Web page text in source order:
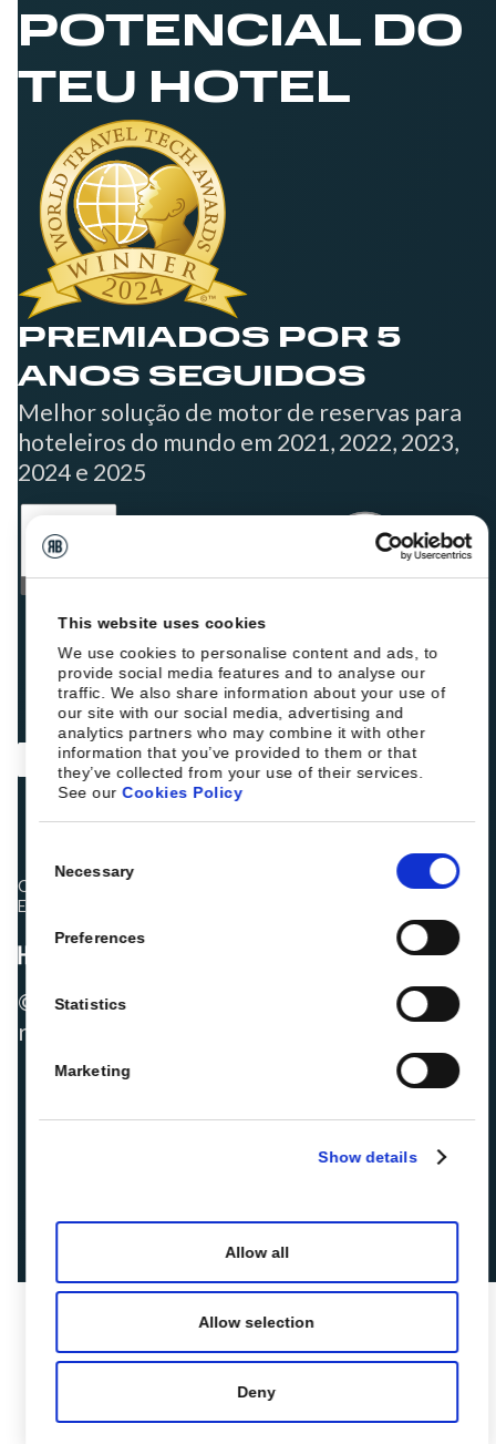
This website uses cookies
We use cookies to personalise content and ads, to
provide social media features and to analyse our
traffic. We also share information about your use of
our site with our social media, advertising and
analytics partners who may combine it with other
information that you’ve provided to them or that
they’ve collected from your use of their services.
See ourCookies Policy
Selection
Necessary
Preferences
Statistics
Marketing
Show details
Allow all
Allow selection
Deny
POTENCIAL DO
TEU HOTEL
PREMIADOS POR 5
ANOS SEGUIDOS
Melhor solução de motor de reservas para
hoteleiros do mundo em 2021, 2022, 2023,
2024 e 2025
Os colegas hoteleiros estão a classificar a Roiback como
Excelente:
© 2026 ROIBACK, Inc. Todos os direitos
reservados